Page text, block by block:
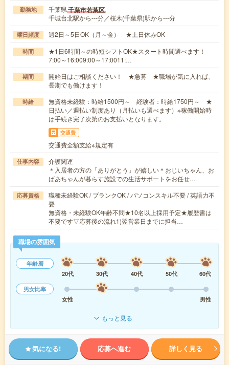
勤務地 千葉県千葉市若葉区
千城台北駅から---分／桜木(千葉県)駅から---分
曜日頻度 週2日～5日OK（月～金） ★土日休みOK
時間
★1日6時間～の時短シフトOK★スタート時間選べます！
7:00～16:009:00～17:0011:…
期間
開始日はご相談ください！ ★急募 ★職場が気に入れば、
長期でも働けます！
時給
無資格未経験：時給1500円～ 経験者：時給1750円～ ★
日払い／週払い制度あり（月払いも選べます）※稼働開始時
は手続き完了次第のお支払いとなります。
交通費
交通費全額支給※規定有
仕事内容
介護関連
＊入居者の方の「ありがとう」が嬉しい＊おじいちゃん、お
ばあちゃんが暮らす施設での生活サポートをお任せ…
応募資格
職種未経験OK / ブランクOK / パソコンスキル不要 / 英語力不
要
無資格・未経験OK年齢不問★10名以上採用予定★履歴書は
不要です▽応募後の流れ1)翌営業日までに担当…
職場の雰囲気
年齢層
20代
30代 40代 50代
60代
男女比率
女性
男性
もっと見る
気になる! 応募へ進む 詳しく見る